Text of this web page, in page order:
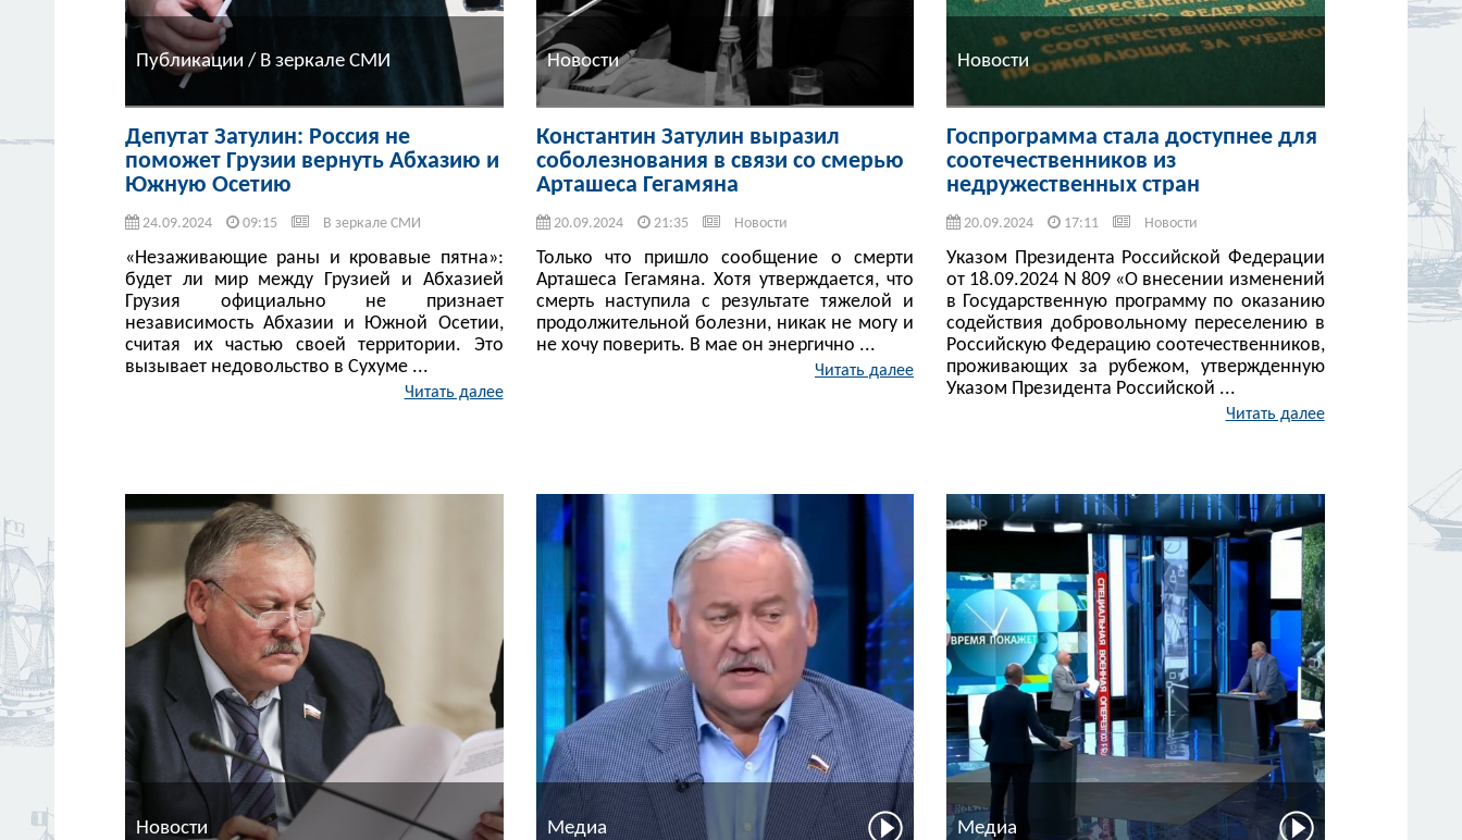
Публикации / В зеркале СМИ
Депутат Затулин: Россия не
поможет Грузии вернуть Абхазию и
Южную Осетию
24.09.2024 09:15 В зеркале СМИ
«Незаживающие раны и кровавые пятна»:
будет ли мир между Грузией и Абхазией
Грузия официально не признает
независимость Абхазии и Южной Осетии,
считая их частью своей территории. Это
вызывает недовольство в Сухуме ...
Читать далее
Новости
Константин Затулин выразил
соболезнования в связи со смерью
Арташеса Гегамяна
20.09.2024 21:35 Новости
Только что пришло сообщение о смерти
Арташеса Гегамяна. Хотя утверждается, что
смерть наступила с результате тяжелой и
продолжительной болезни, никак не могу и
не хочу поверить. В мае он энергично ...
Читать далее
Новости
Госпрограмма стала доступнее для
соотечественников из
недружественных стран
20.09.2024 17:11 Новости
Указом Президента Российской Федерации
от 18.09.2024 N 809 «О внесении изменений
в Государственную программу по оказанию
содействия добровольному переселению в
Российскую Федерацию соотечественников,
проживающих за рубежом, утвержденную
Указом Президента Российской ...
Читать далее
Новости Медиа Медиа